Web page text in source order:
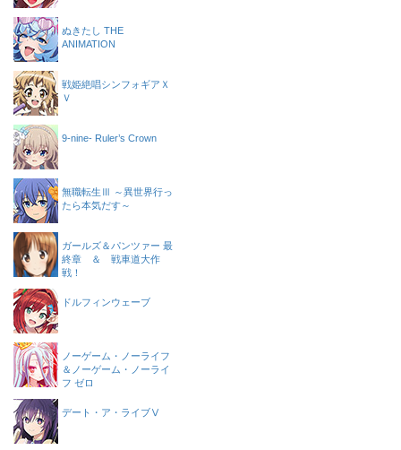
ぬきたし THE
ANIMATION
戦姫絶唱シンフォギアＸ
Ｖ
9-nine- Ruler’s Crown
無職転生Ⅲ ～異世界行っ
たら本気だす～
ガールズ＆パンツァー 最
終章 ＆ 戦車道大作
戦！
ドルフィンウェーブ
ノーゲーム・ノーライフ
＆ノーゲーム・ノーライ
フ ゼロ
デート・ア・ライブⅤ